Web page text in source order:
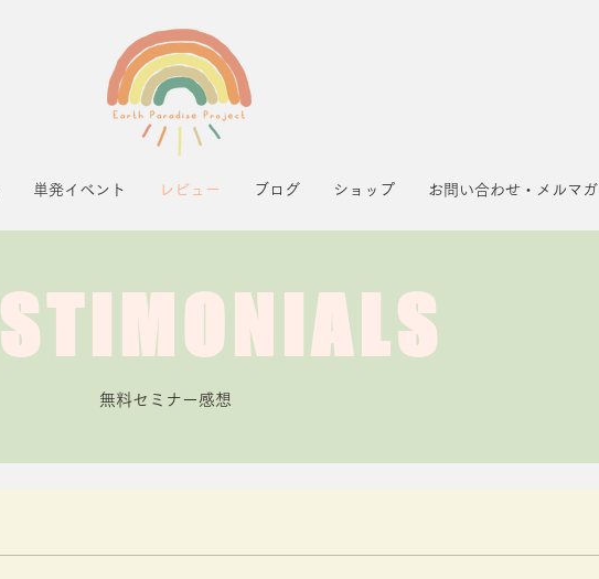
単発イベント レビュー ブログ ショップ お問い合わせ・メルマガ
無料セミナー感想